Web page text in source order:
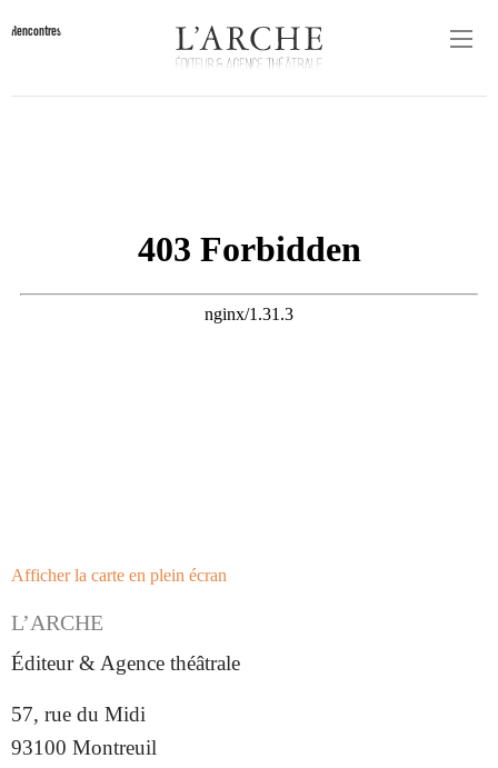
Rencontres
Contact
Afficher la carte en plein écran
L’ARCHE
Éditeur & Agence théâtrale
57, rue du Midi
93100 Montreuil